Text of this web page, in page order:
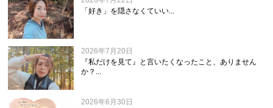
「好き」を隠さなくていい...
2026年7月20日
『私だけを見て』と言いたくなったこと、ありません
か？...
2026年6月30日